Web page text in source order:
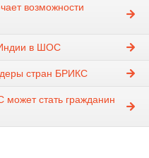
возможности
Индии в ШОС
стран БРИКС
стать гражданин